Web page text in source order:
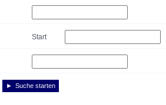
Start
Suche starten